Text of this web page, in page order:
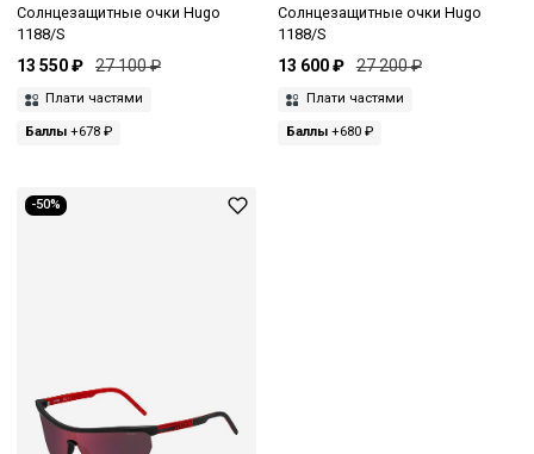
Солнцезащитные очки Hugo
1188/S
13 550 ₽ 27 100 ₽
Плати частями
Баллы +678 ₽
Солнцезащитные очки Hugo
1188/S
13 600 ₽ 27 200 ₽
Плати частями
Баллы+680 ₽
-50%